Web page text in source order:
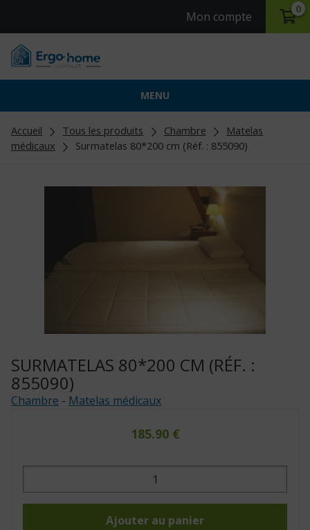
Mon compte
0
MENU
Accueil Tous les produits Chambre
Matelas
médicaux
Surmatelas 80*200 cm (Réf. : 855090)
SURMATELAS 80*200 CM (RÉF. :
855090)
Chambre - Matelas médicaux
185.90 €
quantité
Surmatelas
Ajouter au panier